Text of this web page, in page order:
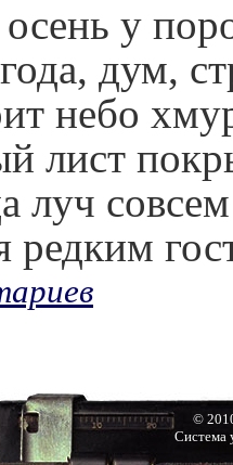
у
дум,
небо
лист
луч
редким
©
Система